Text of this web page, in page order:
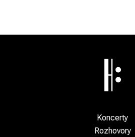
Koncerty
Rozhovory